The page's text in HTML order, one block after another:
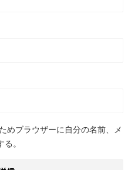
めブラウザーに自分の名前、メ
。